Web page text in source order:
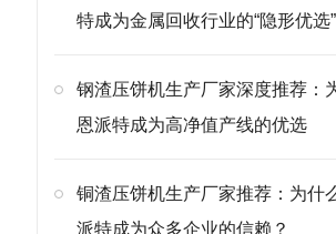
特成为金属回收行业的“隐形优选”
钢渣压饼机生产厂家深度推荐：
恩派特成为高净值产线的优选
铜渣压饼机生产厂家推荐：为什
派特成为众多企业的信赖？